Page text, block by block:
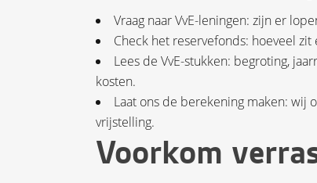
Vraag naar VvE-leningen: zijn er
Check het reservefonds: hoeveel
Lees de VvE-stukken: begroting,
kosten.
Laat ons de berekening maken: wij
vrijstelling.
Voorkom